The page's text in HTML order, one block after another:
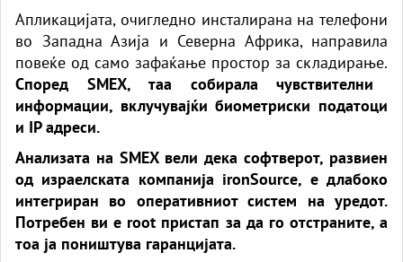
Апликацијата, очигледно инсталирана на телефони
во Западна Азија и Северна Африка, направила
повеќе од само зафаќање простор за складирање.
Според SMEX, таа собирала чувствителни
информации, вклучувајќи биометриски податоци
и IP адреси.
Анализата на SMEX вели дека софтверот, развиен
од израелската компанија ironSource, е длабоко
интегриран во оперативниот систем на уредот.
Потребен ви е root пристап за да го отстраните, а
тоа ја поништува гаранцијата.